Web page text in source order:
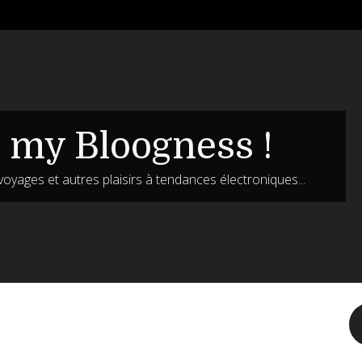
my Bloogness !
et autres plaisirs à tendances électroniques...